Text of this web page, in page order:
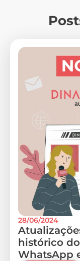
28/06/2024
histórico
WhatsApp